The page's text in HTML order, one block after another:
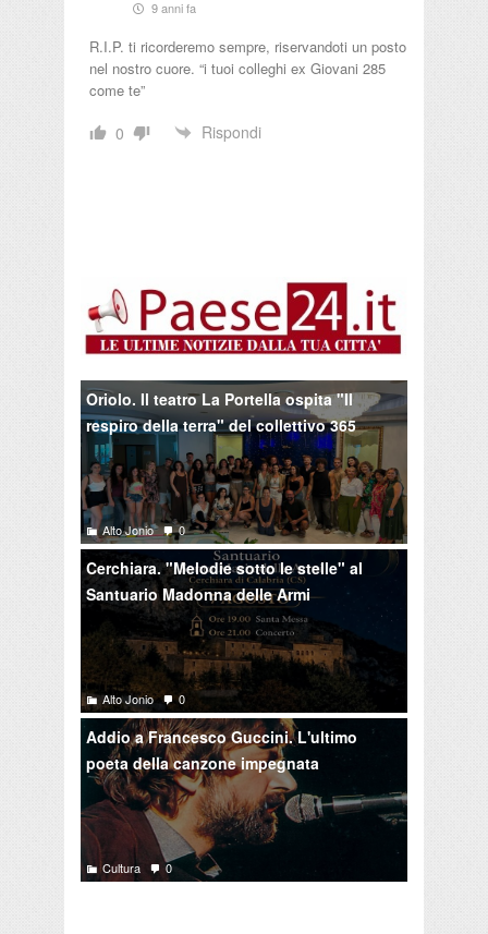
9 anni fa
R.I.P. ti ricorderemo sempre, riservandoti un posto
nel nostro cuore. “i tuoi colleghi ex Giovani 285
come te”
0 Rispondi
Oriolo. Il teatro La Portella ospita "Il
respiro della terra" del collettivo 365
Alto Jonio 0
Cerchiara. "Melodie sotto le stelle" al
Santuario Madonna delle Armi
Alto Jonio 0
Addio a Francesco Guccini. L'ultimo
poeta della canzone impegnata
Cultura 0